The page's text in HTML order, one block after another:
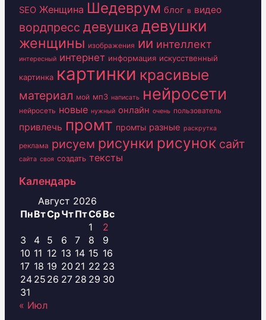
SEO Женщина Шедеврум блог в видео
вордпресс девушка девушки
женщины изображения ии интеллект
интересный интернет информация искусственный
картинка картинки красивые
материал мой мп3 написать нейросети
нейросеть новые нужный онлайн очень пользователь
привлечь промт промты разные раскрутка
реклама рисуем рисунки рисунок сайт
сайта своя создать тексты
Календарь
Август 2026
ПнВтСрЧтПтСбВс
1
2
3
4 5 6 7 8
9
10 11 12 13 14 15 16
17 18 19 20 21 22 23
24 25 26 27 28 29 30
31
« Июл